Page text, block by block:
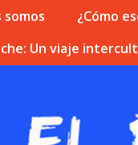
somos ¿Cómo
Un viaje